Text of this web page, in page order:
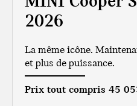
2026
La même icône.
et plus de puissance.
Prix tout compris 45